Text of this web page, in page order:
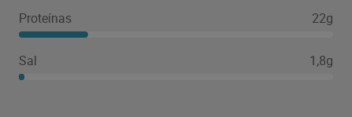
Proteínas
22g
Sal 1,8g